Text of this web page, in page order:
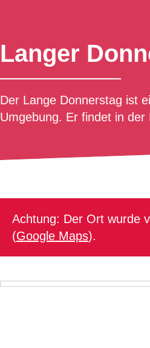
Langer
Der Lange Donnerstag ist
Umgebung. Er findet in
Achtung: Der Ort wurde
(Google Maps).